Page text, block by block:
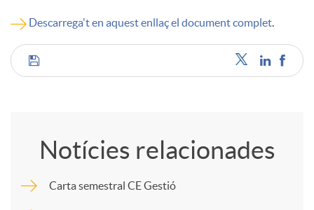
Descarrega't en aquest enllaç el document complet.
C
Notícies relacionades
Carta semestral CE Gestió